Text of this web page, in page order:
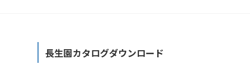
長生園カタログダウンロード